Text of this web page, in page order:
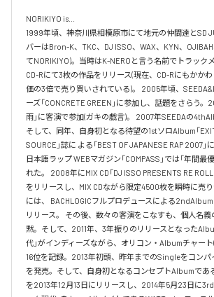
NORIKIYO is...
1999年頃、神奈川県相模原市にて地元の仲間達とSD
バーはBron-K、TKC、DJ ISSO、WAX、KYN、
てNORIKIYO)。当時はK-NEROと言う名前でトラック
CD-Rにて3枚の作品をリリース(現在、CD-Rにもかか
価の3倍で売り買いされている)。 2005年頃、
ーズ「CONCRETE GREEN」に参加し、話題をさらう。
雨」に客演で参加(ガキの戯言)。 2007年SEEDAの
そして、同年、自身初となる待望の1stソロAlbum「
SOURCE」誌に よる「BEST OF JAPANESE RAP 2007」
日本語ラップ WEBマガジン「COMPASS」では「年間最
れた。 2008年にMIX CD「DJ ISSO PRESENTS RE
をリリースし、MIX CDながら限定4500枚を瞬時に売
には、 BACHLOGICフルプロデュースによる2ndAlbum
リリース。 その後、数々の客演をこなすも、個人名
黙。そして、2011年、3年振りのリリースとなった
代」がインディーズながら、オリコン・Albumチャー
16位を記録。2013年初頭、昨年までのSingleをコンパ
を発売。そして、自身初となるコンセプトAlbumであ
を2013年12月13日にリリースし、2014年5月23日に3rd